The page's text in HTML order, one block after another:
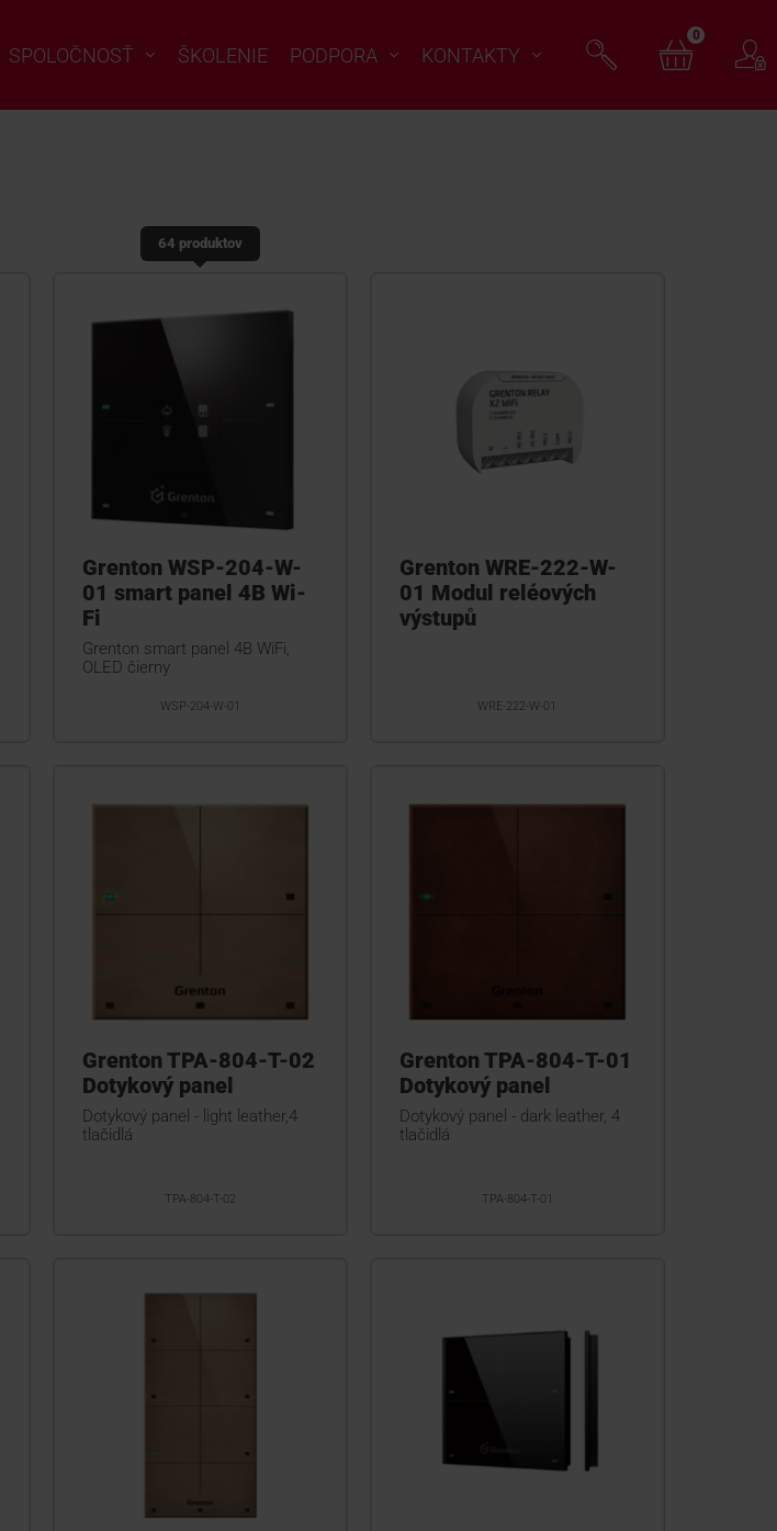
SPOLOČNOSŤ ŠKOLENIE PODPORA KONTAKTY
0
64 produktov
Grenton WSP-204-W-
01 smart panel 4B Wi-
Fi
Grenton smart panel 4B WiFi,
OLED čierny
WSP-204-W-01
Grenton WRE-222-W-
01 Modul reléových
výstupů
WRE-222-W-01
Grenton TPA-804-T-02
Dotykový panel
Dotykový panel - light leather,4
tlačidlá
TPA-804-T-02
Grenton TPA-804-T-01
Dotykový panel
Dotykový panel - dark leather, 4
tlačidlá
TPA-804-T-01